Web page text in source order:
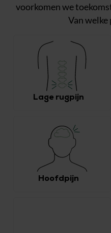
voorkomen we
Van
Lage rugpijn
Hoofdpijn